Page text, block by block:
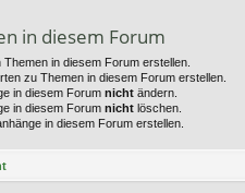
in diesem Forum
Themen in diesem Forum erstellen.
zu Themen in diesem Forum erstellen.
in diesem Forum nicht ändern.
in diesem Forum nicht löschen.
in diesem Forum erstellen.